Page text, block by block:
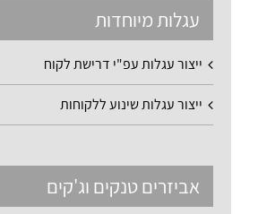
עגלות מיוחדות
ייצור עגלות עפ"י דרישת לקוח
ייצור עגלות שינוע ללקוחות
אביזרים טנקים וג'קים